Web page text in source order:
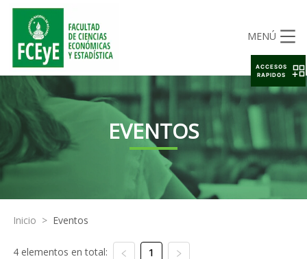
MENÚ
EVENTOS
Inicio > Eventos
4 elementos en total: 1
ACCESOS
RAPIDOS